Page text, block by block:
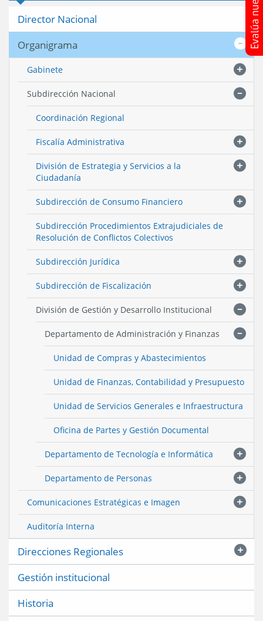
Director Nacional
Organigrama
Gabinete
Subdirección Nacional
Coordinación Regional
Fiscalía Administrativa
División de Estrategia y Servicios a la
Ciudadanía
Subdirección de Consumo Financiero
Subdirección Procedimientos Extrajudiciales de
Resolución de Conflictos Colectivos
Subdirección Jurídica
Subdirección de Fiscalización
División de Gestión y Desarrollo Institucional
Departamento de Administración y Finanzas
Unidad de Compras y Abastecimientos
Unidad de Finanzas, Contabilidad y Presupuesto
Unidad de Servicios Generales e Infraestructura
Oficina de Partes y Gestión Documental
Departamento de Tecnología e Informática
Departamento de Personas
Comunicaciones Estratégicas e Imagen
Auditoría Interna
Direcciones Regionales
Gestión institucional
Historia